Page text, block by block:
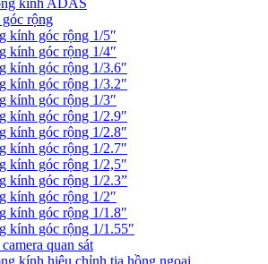
kính ADAS
rộng
kính góc rộng 1/5″
kính góc rộng 1/4″
kính góc rộng 1/3.6″
kính góc rộng 1/3.2″
kính góc rộng 1/3″
kính góc rộng 1/2.9″
kính góc rộng 1/2.8″
kính góc rộng 1/2.7″
kính góc rộng 1/2,5″
kính góc rộng 1/2.3”
kính góc rộng 1/2″
kính góc rộng 1/1.8″
kính góc rộng 1/1.55″
quan sát